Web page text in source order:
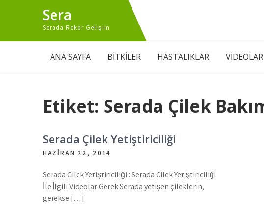
Sera
Serada Rekor Gelişim
ANA SAYFA BİTKİLER HASTALIKLAR VİDEOLAR
Etiket: Serada Çilek
Serada Çilek Yetiştiriciliği
HAZIRAN 22, 2014
Serada Çilek Yetiştiriciliği : Serada Çilek Yetiştiriciliği
İle İlgili Videolar Gerek Serada yetişen çileklerin,
gerekse […]